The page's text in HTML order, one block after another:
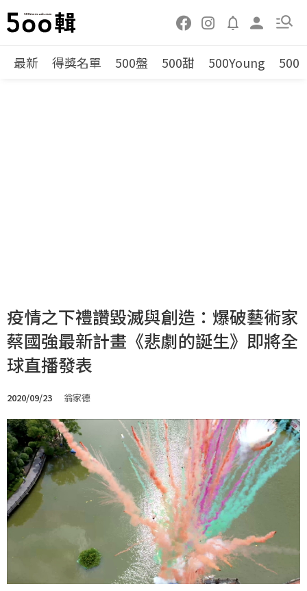
最新 得獎名單 500盤 500甜 500Young 500
疫情之下禮讚毀滅與創造：爆破藝術家
蔡國強最新計畫《悲劇的誕生》即將全
球直播發表
2020/09/23 翁家德